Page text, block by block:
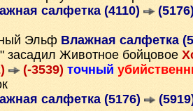
салфетка (4110)
Эльф Влажная салфетка
засадил Животное бойцовое
(-3539) точный
салфетка (5176)